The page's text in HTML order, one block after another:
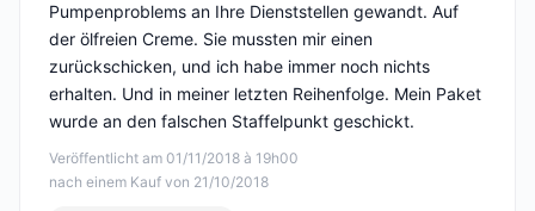
Veröffentlicht am 01/11/2018 à 19h00
nach einem Kauf von 21/10/2018
Pumpenproblems an Ihre Dienststellen gewandt. Auf
der ölfreien Creme. Sie mussten mir einen
zurückschicken, und ich habe immer noch nichts
erhalten. Und in meiner letzten Reihenfolge. Mein Paket
wurde an den falschen Staffelpunkt geschickt.